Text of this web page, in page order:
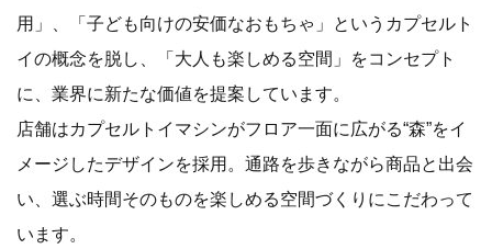
用」、「子ども向けの安価なおもちゃ」というカプセルト
イの概念を脱し、「大人も楽しめる空間」をコンセプト
に、業界に新たな価値を提案しています。
店舗はカプセルトイマシンがフロア一面に広がる“森”をイ
メージしたデザインを採用。通路を歩きながら商品と出会
い、選ぶ時間そのものを楽しめる空間づくりにこだわって
います。